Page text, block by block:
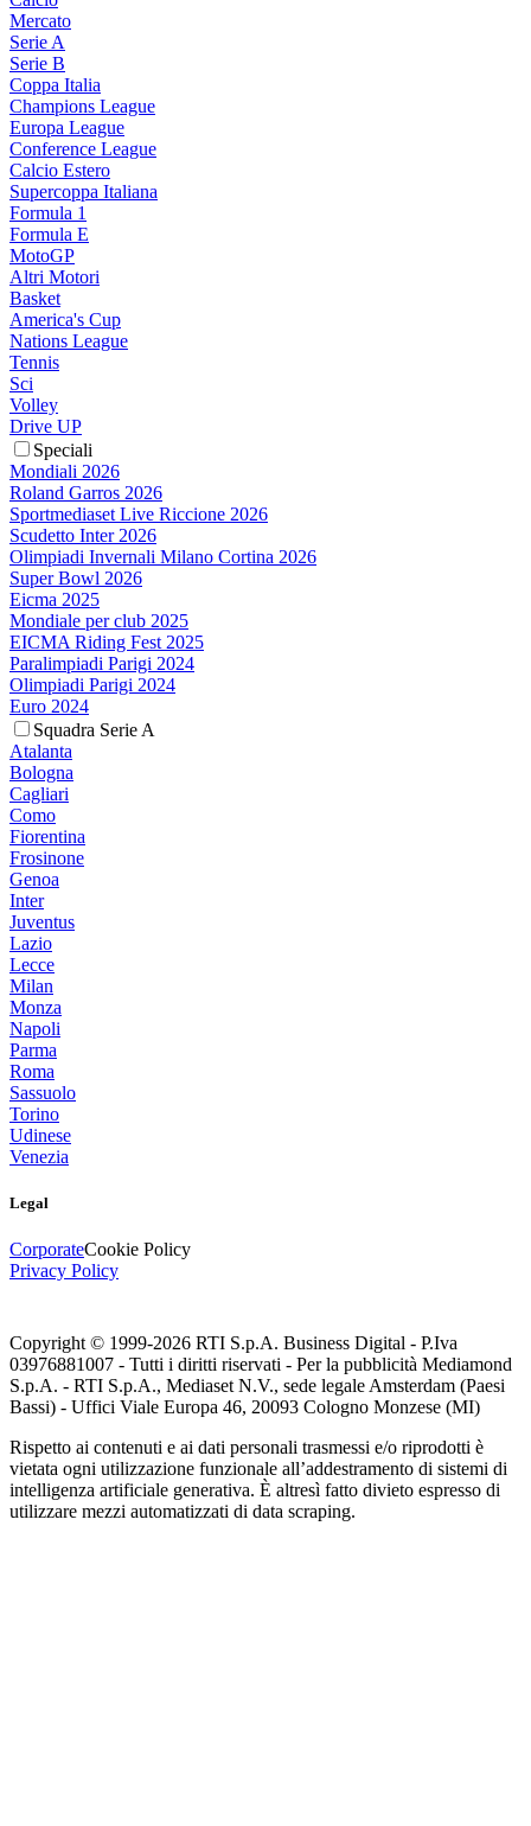
Mercato
Serie A
Serie B
Coppa Italia
Champions League
Europa League
Conference League
Calcio Estero
Supercoppa Italiana
Formula 1
Formula E
MotoGP
Altri Motori
Basket
America's Cup
Nations League
Tennis
Sci
Volley
Drive UP
Speciali
Mondiali 2026
Roland Garros 2026
Sportmediaset Live Riccione 2026
Scudetto Inter 2026
Olimpiadi Invernali Milano Cortina 2026
Super Bowl 2026
Eicma 2025
Mondiale per club 2025
EICMA Riding Fest 2025
Paralimpiadi Parigi 2024
Olimpiadi Parigi 2024
Euro 2024
Squadra Serie A
Atalanta
Bologna
Cagliari
Como
Fiorentina
Frosinone
Genoa
Inter
Juventus
Lazio
Lecce
Milan
Monza
Napoli
Parma
Roma
Sassuolo
Torino
Udinese
Venezia
Legal
CorporateCookie Policy
Privacy Policy
Copyright © 1999-2026 RTI S.p.A. Business Digital - P.Iva
03976881007 - Tutti i diritti riservati - Per la pubblicità Mediamond
S.p.A. - RTI S.p.A., Mediaset N.V., sede legale Amsterdam (Paesi
Bassi) - Uffici Viale Europa 46, 20093 Cologno Monzese (MI)
Rispetto ai contenuti e ai dati personali trasmessi e/o riprodotti è
vietata ogni utilizzazione funzionale all’addestramento di sistemi di
intelligenza artificiale generativa. È altresì fatto divieto espresso di
utilizzare mezzi automatizzati di data scraping.